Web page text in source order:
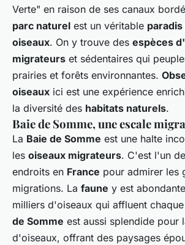
Verte" en raison de ses canaux
parc naturel est un véritable
oiseaux. On y trouve des espèces
migrateurs et sédentaires qui
prairies et forêts environnantes.
oiseaux ici est une expérience
la diversité des habitats naturels.
Baie de Somme, une escale
La Baie de Somme est une halte
les oiseaux migrateurs. C'est l'un
endroits en France pour admirer les
migrations. La faune y est
milliers d'oiseaux qui affluent
de Somme est aussi splendide pour
d'oiseaux, offrant des paysages